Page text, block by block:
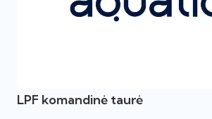
LPF komandinė taurė